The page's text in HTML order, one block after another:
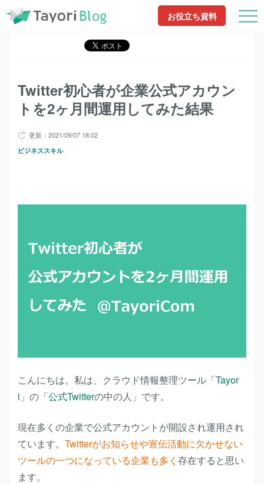
お役立ち資料
TayoriBlog 記事一覧
Twitter初心者が企業公式アカウントを2ヶ月間運用してみ
た結果
Twitter初心者が企業公式アカウン
トを2ヶ月間運用してみた結果
更新：2021/09/07 18:02
ビジネススキル
こんにちは。私は、クラウド情報整理ツール「Tayor
i 」の「公式Twitterの中の人」です。
現在多くの企業で公式アカウントが開設され運用され
ています。 Twitterがお知らせや宣伝活動に欠かせない
ツールの一つになっている企業も多く 存在すると思い
ます。